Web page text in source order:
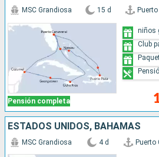
Pensión completa
MSC Grandiosa 15 d Puerto
niños
Club
ESTADOS UNIDOS, BAHAMAS
MSC Grandiosa 4 d Puerto